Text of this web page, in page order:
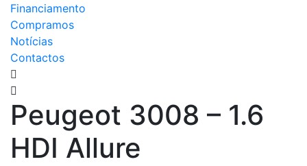
Financiamento
Compramos
Notícias
Contactos
Peugeot 3008 – 1.6
HDI Allure